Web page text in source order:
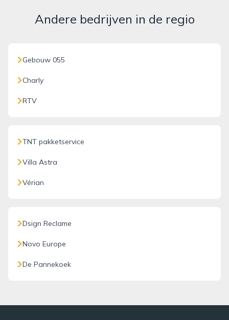
Andere bedrijven in de regio
Gebouw 055
Charly
RTV
TNT pakketservice
Villa Astra
Vérian
Dsign Reclame
Novo Europe
De Pannekoek